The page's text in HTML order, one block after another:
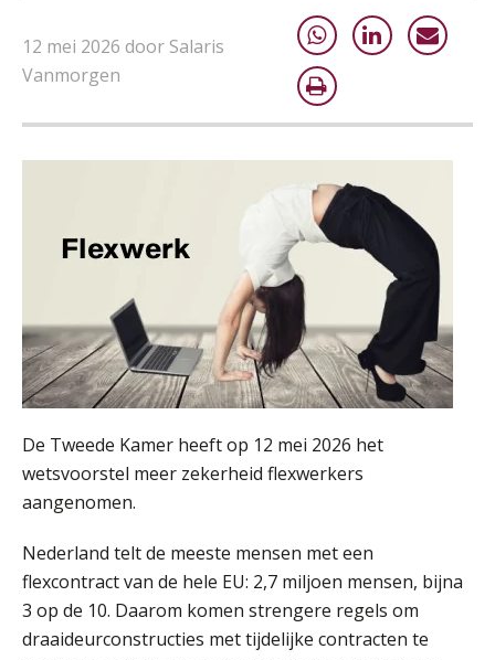
12 mei 2026 door Salaris
Vanmorgen
De Tweede Kamer heeft op 12 mei 2026 het
wetsvoorstel meer zekerheid flexwerkers
aangenomen.
Nederland telt de meeste mensen met een
flexcontract van de hele EU: 2,7 miljoen mensen, bijna
3 op de 10. Daarom komen strengere regels om
draaideurconstructies met tijdelijke contracten te
07
11
AUG
Practical Diploma in Payroll Administration (PDL®)
Markus Verbeek Praehep